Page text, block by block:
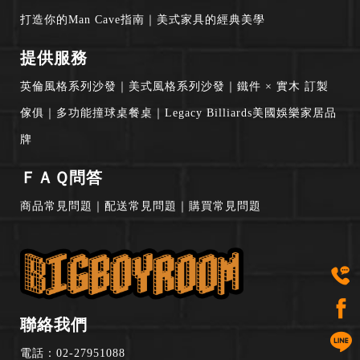
打造你的Man Cave指南 美式家具的經典美學
提供服務
英倫風格系列沙發 美式風格系列沙發 鐵件 × 實木 訂製
傢俱 多功能撞球桌餐桌 Legacy Billiards美國娛樂家居品
牌
ＦＡＱ問答
商品常見問題 配送常見問題 購買常見問題
聯絡我們
電話： 02-27951088